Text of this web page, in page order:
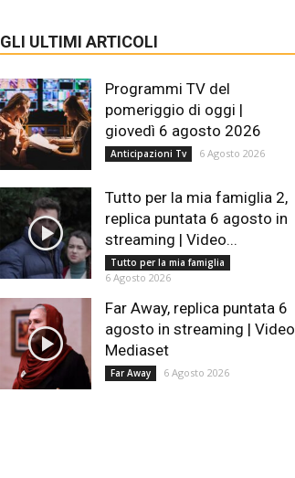
GLI ULTIMI ARTICOLI
Programmi TV del
pomeriggio di oggi |
giovedì 6 agosto 2026
Anticipazioni Tv 6 Agosto 2026
Tutto per la mia famiglia 2,
replica puntata 6 agosto in
streaming | Video...
Tutto per la mia famiglia
6 Agosto 2026
Far Away, replica puntata 6
agosto in streaming | Video
Mediaset
Far Away 6 Agosto 2026